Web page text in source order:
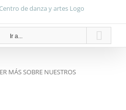
Ir a...
MÁS SOBRE NUESTROS